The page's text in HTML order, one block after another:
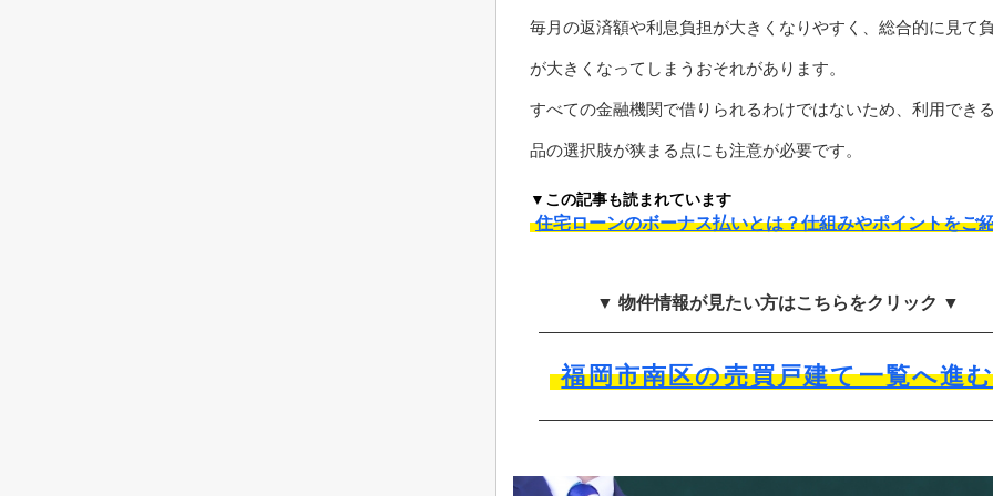
毎月の返済額や利息負担が大きくなりやすく、総合的に見て
が大きくなってしまうおそれがあります。
すべての金融機関で借りられるわけではないため、利用でき
品の選択肢が狭まる点にも注意が必要です。
▼この記事も読まれています
住宅ローンのボーナス払いとは？仕組みやポイントをご
▼ 物件情報が見たい方はこちらをクリック ▼
福岡市南区の売買戸建て一覧へ進